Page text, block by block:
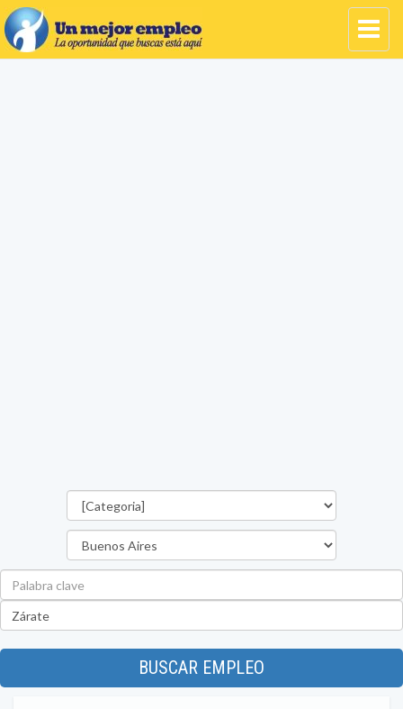
BUSCAR EMPLEO